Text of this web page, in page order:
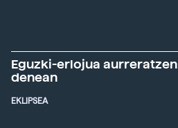
Eguzki-erlojua aurreratzen
denean
EKLIPSEA